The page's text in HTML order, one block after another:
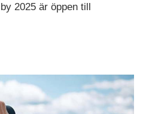
2025 är öppen till